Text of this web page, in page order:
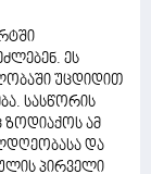
ეს
უცდიდით
სასწორის
ზოდიაქოს ამ
და
პირველი